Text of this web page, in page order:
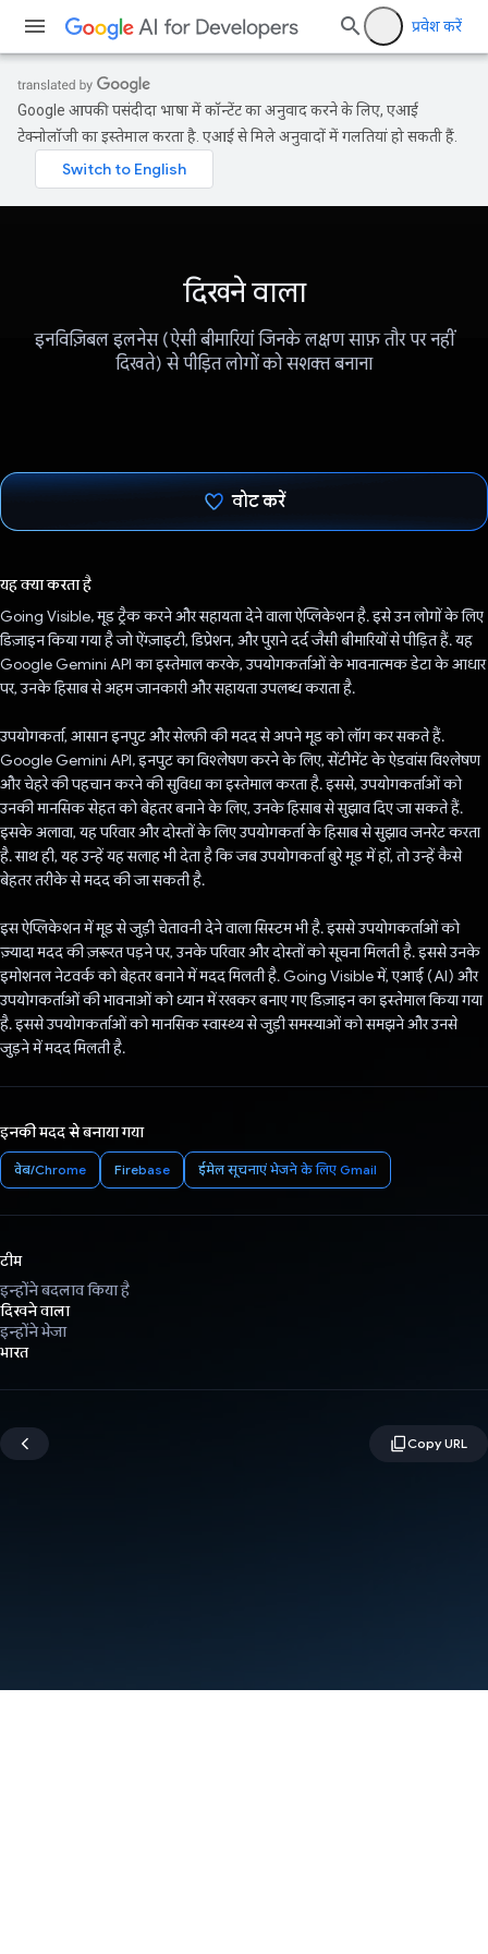
प्रवेश करें
Google आपकी पसंदीदा भाषा में कॉन्टेंट का अनुवाद करने के लिए, एआई
टेक्नोलॉजी का इस्तेमाल करता है. एआई से मिले अनुवादों में गलतियां हो सकती हैं.
दिखने वाला
इनविज़िबल इलनेस (ऐसी बीमारियां जिनके लक्षण साफ़ तौर पर नहीं
दिखते) से पीड़ित लोगों को सशक्त बनाना
वोट करें
यह क्या करता है
Going Visible, मूड ट्रैक करने और सहायता देने वाला ऐप्लिकेशन है. इसे उन लोगों के लिए
डिज़ाइन किया गया है जो ऐंग्ज़ाइटी, डिप्रेशन, और पुराने दर्द जैसी बीमारियों से पीड़ित हैं. यह
Google Gemini API का इस्तेमाल करके, उपयोगकर्ताओं के भावनात्मक डेटा के आधार
पर, उनके हिसाब से अहम जानकारी और सहायता उपलब्ध कराता है.
उपयोगकर्ता, आसान इनपुट और सेल्फ़ी की मदद से अपने मूड को लॉग कर सकते हैं.
Google Gemini API, इनपुट का विश्लेषण करने के लिए, सेंटीमेंट के ऐडवांस विश्लेषण
और चेहरे की पहचान करने की सुविधा का इस्तेमाल करता है. इससे, उपयोगकर्ताओं को
उनकी मानसिक सेहत को बेहतर बनाने के लिए, उनके हिसाब से सुझाव दिए जा सकते हैं.
इसके अलावा, यह परिवार और दोस्तों के लिए उपयोगकर्ता के हिसाब से सुझाव जनरेट करता
है. साथ ही, यह उन्हें यह सलाह भी देता है कि जब उपयोगकर्ता बुरे मूड में हों, तो उन्हें कैसे
बेहतर तरीके से मदद की जा सकती है.
इस ऐप्लिकेशन में मूड से जुड़ी चेतावनी देने वाला सिस्टम भी है. इससे उपयोगकर्ताओं को
ज़्यादा मदद की ज़रूरत पड़ने पर, उनके परिवार और दोस्तों को सूचना मिलती है. इससे उनके
इमोशनल नेटवर्क को बेहतर बनाने में मदद मिलती है. Going Visible में, एआई (AI) और
उपयोगकर्ताओं की भावनाओं को ध्यान में रखकर बनाए गए डिज़ाइन का इस्तेमाल किया गया
है. इससे उपयोगकर्ताओं को मानसिक स्वास्थ्य से जुड़ी समस्याओं को समझने और उनसे
जुड़ने में मदद मिलती है.
इनकी मदद से बनाया गया
वेब/Chrome Firebase ईमेल सूचनाएं भेजने के लिए Gmail
टीम
इन्होंने बदलाव किया है
दिखने वाला
इन्होंने भेजा
भारत